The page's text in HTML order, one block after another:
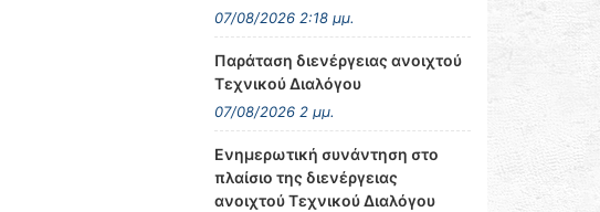
07/08/2026 2:18 μμ.
Παράταση διενέργειας ανοιχτού
Τεχνικού Διαλόγου
07/08/2026 2 μμ.
Ενημερωτική συνάντηση στο
πλαίσιο της διενέργειας
ανοιχτού Τεχνικού Διαλόγου